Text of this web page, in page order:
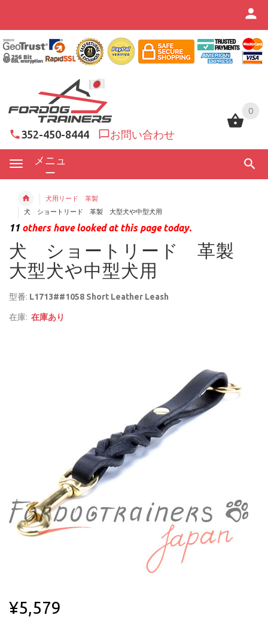
0
352-450-8444 お問い合わせ
メニュ
ー
0
犬用リード 革製
犬 ショートリード 革製 大型犬や中型犬用
11 others have looked at this page today.
犬 ショートリード 革製
大型犬や中型犬用
型番: L1713##1058 Short Leather Leash
在庫: 在庫あり
¥5,579